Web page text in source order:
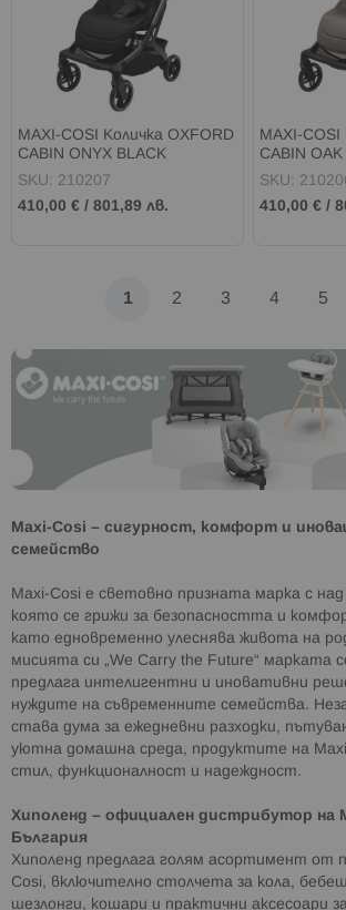
MAXI-COSI Количка OXFORD
CABIN ONYX BLACK
SKU: 210207
410,00 € / 801,89 лв.
MAXI-COSI
CABIN
SKU:
410,00 € /
В
четете
страница
1 Страница
2 Страница
3 4 5
Maxi-Cosi – сигурност, комфорт и
семейство
Maxi-Cosi е световно призната марка с
която се грижи за безопасността и
като едновременно улеснява живота на
мисията си „We Carry the Future“ марката
предлага интелигентни и иновативни
нуждите на съвременните семейства.
става дума за ежедневни разходки,
уютна домашна среда, продуктите на
стил, функционалност и надеждност.
Хиполенд – официален дистрибутор на
България
Хиполенд предлага голям асортимент от
Cosi, включително столчета за кола,
шезлонги, кошари и практични аксесоари